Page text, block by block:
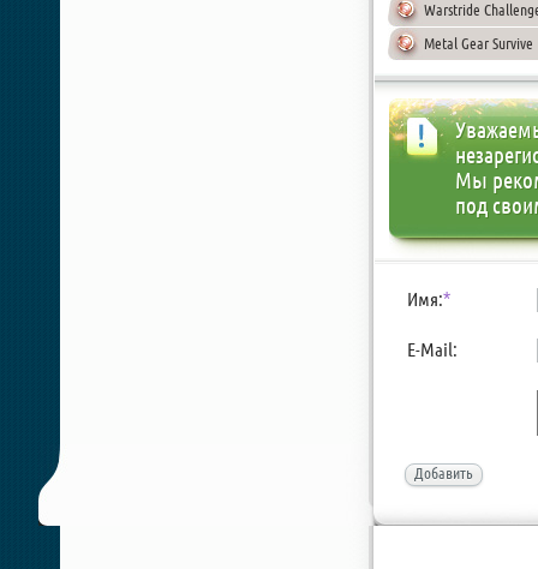
Warstride
Metal Gear
Мы
под
Имя:*
E-Mail:
Добавить